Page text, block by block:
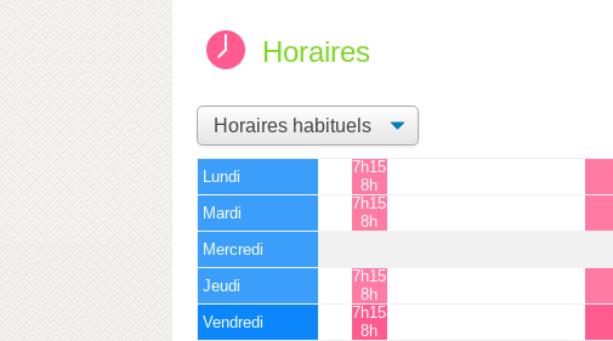
Horaires
Lundi
7h15 -
8h
Mardi
7h15 -
8h
Mercredi
Jeudi
7h15 -
8h
Vendredi
7h15 -
8h